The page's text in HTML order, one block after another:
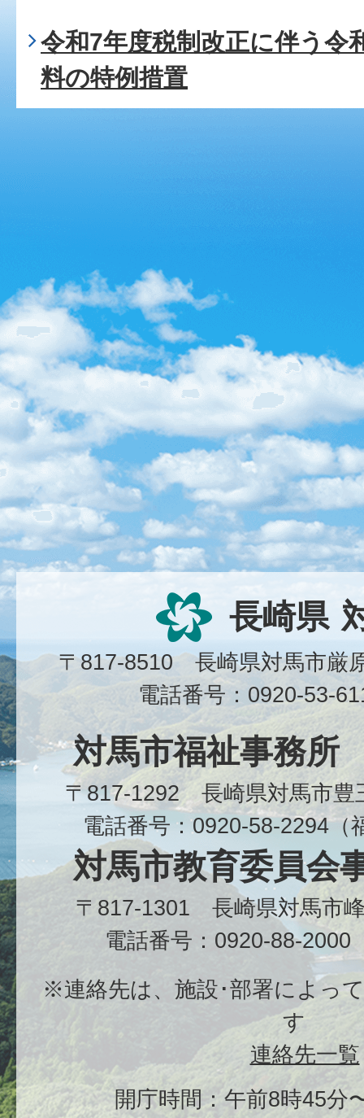
令和7年度税制改正に伴う令
料の特例措置
長崎県
〒817-8510 長崎県対馬市
電話番号：0920-53-
対馬市福祉事務所
〒817-1292 長崎県対馬市
電話番号：0920-58-2294（
対馬市教育委員会
〒817-1301 長崎県対馬市
電話番号：0920-88-2000
※連絡先は、施設･部署によっ
す
連絡先一覧
開庁時間：午前8時45分